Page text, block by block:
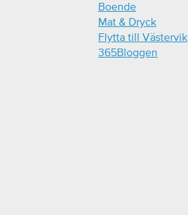
Boende
Mat & Dryck
Flytta till Västervik
365Bloggen